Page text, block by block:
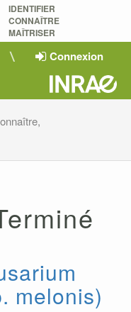
IDENTIFIER
CONNAÎTRE
MAÎTRISER
Connexion
melonis)